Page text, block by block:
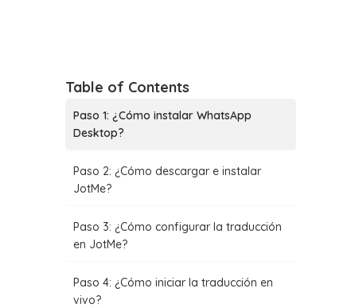
Table of Contents
Paso 1: ¿Cómo instalar WhatsApp
Desktop?
Paso 2: ¿Cómo descargar e instalar
JotMe?
Paso 3: ¿Cómo configurar la traducción
en JotMe?
Paso 4: ¿Cómo iniciar la traducción en
vivo?